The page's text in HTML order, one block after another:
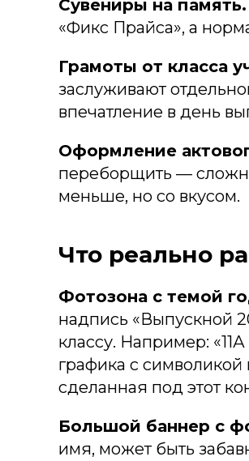
Сувениры на память.
«Фикс Прайса», а
Грамоты от класса
заслуживают
впечатление в день
Оформление
переборщить —
меньше, но со вкусом.
Что реально
Фотозона с темой
надпись «Выпускной
классу. Например:
графика с символикой
сделанная под этот
Большой баннер с
имя, может быть